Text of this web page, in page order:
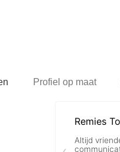
Profiel op maat